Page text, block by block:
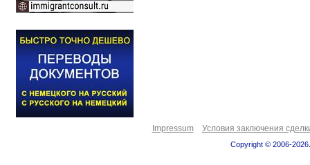
Impressum Условия заключения
Copyright © 2006-